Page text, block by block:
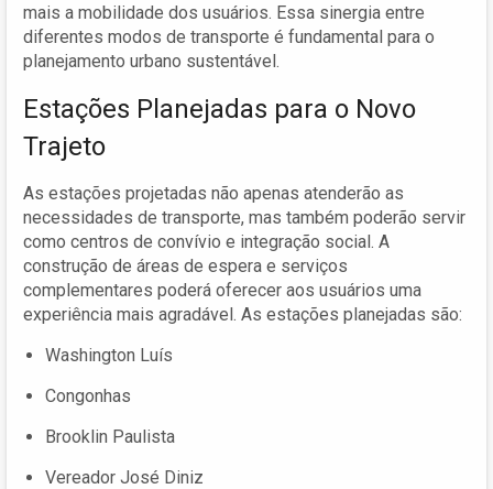
mais a mobilidade dos usuários. Essa sinergia entre
diferentes modos de transporte é fundamental para o
planejamento urbano sustentável.
Estações Planejadas para o Novo
Trajeto
As estações projetadas não apenas atenderão as
necessidades de transporte, mas também poderão servir
como centros de convívio e integração social. A
construção de áreas de espera e serviços
complementares poderá oferecer aos usuários uma
experiência mais agradável. As estações planejadas são:
Washington Luís
Congonhas
Brooklin Paulista
Vereador José Diniz